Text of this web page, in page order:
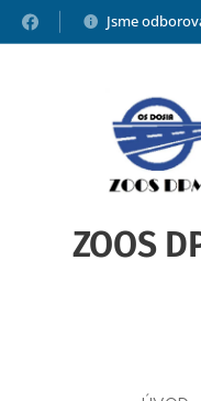
Jsme
ZOOS